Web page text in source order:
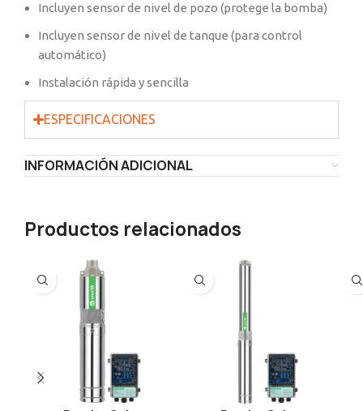
Incluyen sensor de nivel de pozo (protege la bomba)
Incluyen sensor de nivel de tanque (para control
automático)
Instalación rápida y sencilla
ESPECIFICACIONES
INFORMACIÓN ADICIONAL
Productos relacionados